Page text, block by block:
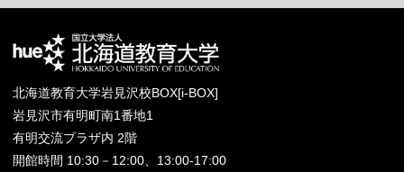
北海道教育大学岩見沢校BOX[i-BOX]
岩見沢市有明町南1番地1
有明交流プラザ内 2階
開館時間 10:30－12:00、13:00-17:00